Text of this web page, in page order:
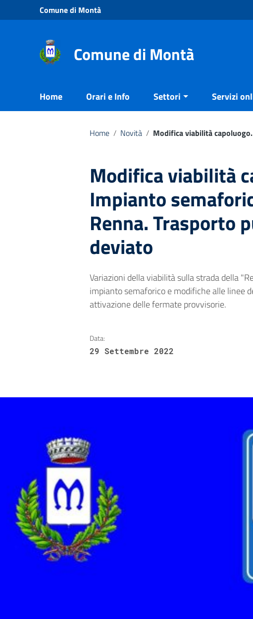
Vai ai contenuti
Vai al menu di navigazione
Comune di Montà
Comune di Montà
Home Orari e Info Settori Servizi
Home / Novità / Modifica viabilità
Modifica viabilità
Impianto
Renna. Trasporto
deviato
Variazioni della viabilità sulla strada della
impianto semaforico e modifiche alle linee
attivazione delle fermate provvisorie.
Data:
29 Settembre 2022